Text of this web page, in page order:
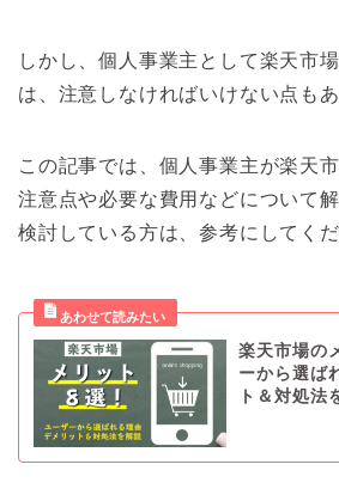
しかし、個人事業主として楽天市
は、注意しなければいけない点もあ
この記事では、個人事業主が楽天
注意点や必要な費用などについて
検討している方は、参考にしてくだ
楽天市場の
ーから選ば
ト＆対処法